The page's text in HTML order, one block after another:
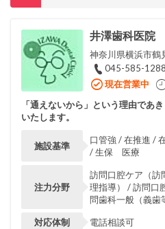
井澤歯科医院
神奈川県横浜市
045-585-1288
現在営業中
「通えないから」という理由であ
いたします。
施設基準
口管強 / 在推進 /
/ 生保 医療
注力分野
訪問口腔ケア（訪
理指導） / 訪問口
問歯科一般（義歯
対応体制 電話相談可